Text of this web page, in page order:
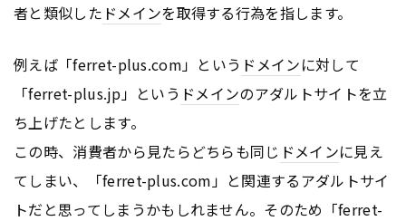
者と類似した ドメインを取得する行為を指します。
例えば「ferret-plus.com」という ドメインに対して
「ferret-plus.jp」という ドメインのアダルトサイトを立
ち上げたとします。
この時、消費者から見たらどちらも同じ ドメインに見え
てしまい、「ferret-plus.com」と関連するアダルトサイ
トだと思ってしまうかもしれません。そのため「ferret-